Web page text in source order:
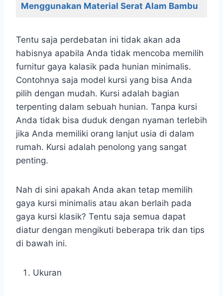
Menggunakan Material Serat Alam Bambu
Tentu saja perdebatan ini tidak akan ada
habisnya apabila Anda tidak mencoba memilih
furnitur gaya kalasik pada hunian minimalis.
Contohnya saja model kursi yang bisa Anda
pilih dengan mudah. Kursi adalah bagian
terpenting dalam sebuah hunian. Tanpa kursi
Anda tidak bisa duduk dengan nyaman terlebih
jika Anda memiliki orang lanjut usia di dalam
rumah. Kursi adalah penolong yang sangat
penting.
Nah di sini apakah Anda akan tetap memilih
gaya kursi minimalis atau akan berlaih pada
gaya kursi klasik? Tentu saja semua dapat
diatur dengan mengikuti beberapa trik dan tips
di bawah ini.
Ukuran